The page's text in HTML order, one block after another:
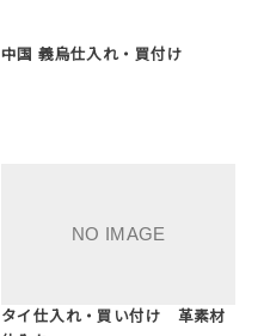
中国 義烏仕入れ・買付け
タイ仕入れ・買い付け 革素材